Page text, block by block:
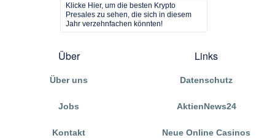
Klicke Hier, um die besten Krypto
Presales zu sehen, die sich in diesem
Jahr verzehnfachen könnten!
Über
Über uns
Jobs
Kontakt
Links
Datenschutz
AktienNews24
Neue Online Casinos